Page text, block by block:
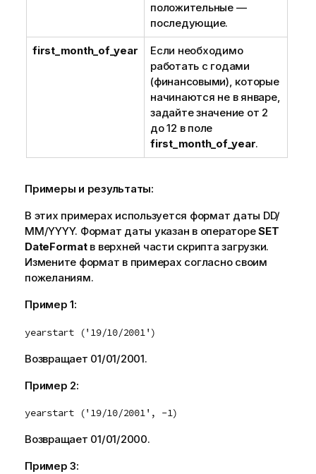
положительные —
последующие.
first_month_of_year
Если необходимо
работать с годами
(финансовыми), которые
начинаются не в январе,
задайте значение от 2
до 12 в поле
first_month_of_year.
Примеры и результаты:
В этих примерах используется формат даты DD/
ММ/YYYY. Формат даты указан в оператореSET
DateFormatв верхней части скрипта загрузки.
Измените формат в примерах согласно своим
пожеланиям.
Пример 1:
yearstart ('19/10/2001')
Возвращает 01/01/2001.
Пример 2:
yearstart ('19/10/2001', -1)
Возвращает 01/01/2000.
Пример 3: